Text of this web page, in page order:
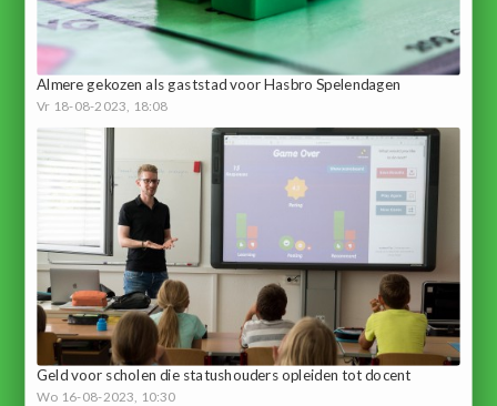
Almere gekozen als gaststad voor Hasbro Spelendagen
Vr 18-08-2023, 18:08
Geld voor scholen die statushouders opleiden tot docent
Wo 16-08-2023, 10:30